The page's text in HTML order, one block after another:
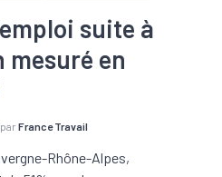
suite à
en
par France Travail
Rhône-Alpes,